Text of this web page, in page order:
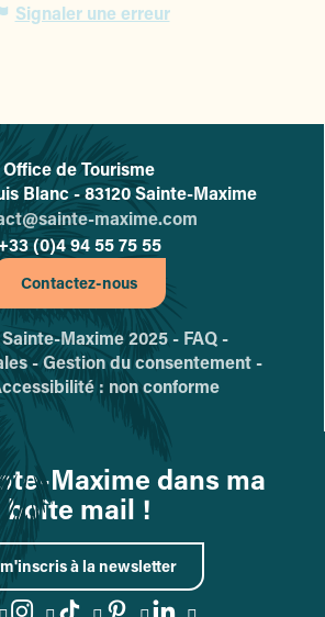
Signaler une erreur
L'office de tourisme de Sainte-
Office de Tourisme
Blanc - 83120 Sainte-Maxime
maxime.com
(0)4 94 55 75 55
Contactez-nous
Maxime 2025 - FAQ -
-Gestion du consentement -
: non conforme
Maxime dans ma
boîte mail !
à la newsletter